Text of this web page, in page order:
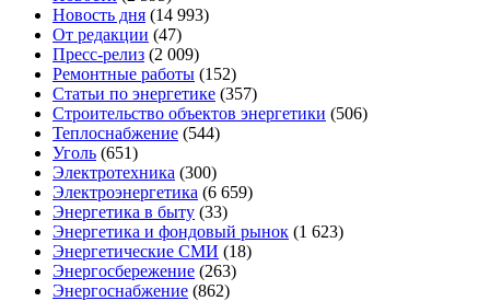
Новость дня (14 993)
От редакции (47)
Пресс-релиз (2 009)
Ремонтные работы (152)
Статьи по энергетике (357)
Строительство объектов энергетики (506)
Теплоснабжение (544)
Уголь (651)
Электротехника (300)
Электроэнергетика (6 659)
Энергетика в быту (33)
Энергетика и фондовый рынок (1 623)
Энергетические СМИ (18)
Энергосбережение (263)
Энергоснабжение (862)